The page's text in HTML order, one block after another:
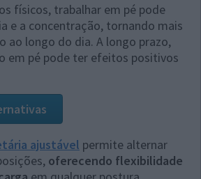
físicos, trabalhar em pé pode
e a concentração, tornando mais
ao longo do dia. A longo prazo,
em pé pode ter efeitos positivos
ajustável permite alternar
oferecendo flexibilidade